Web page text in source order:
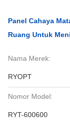
Panel Cahaya
Ruang Untuk
Nama Merek:
RYOPT
Nomor Model:
RYT-600600